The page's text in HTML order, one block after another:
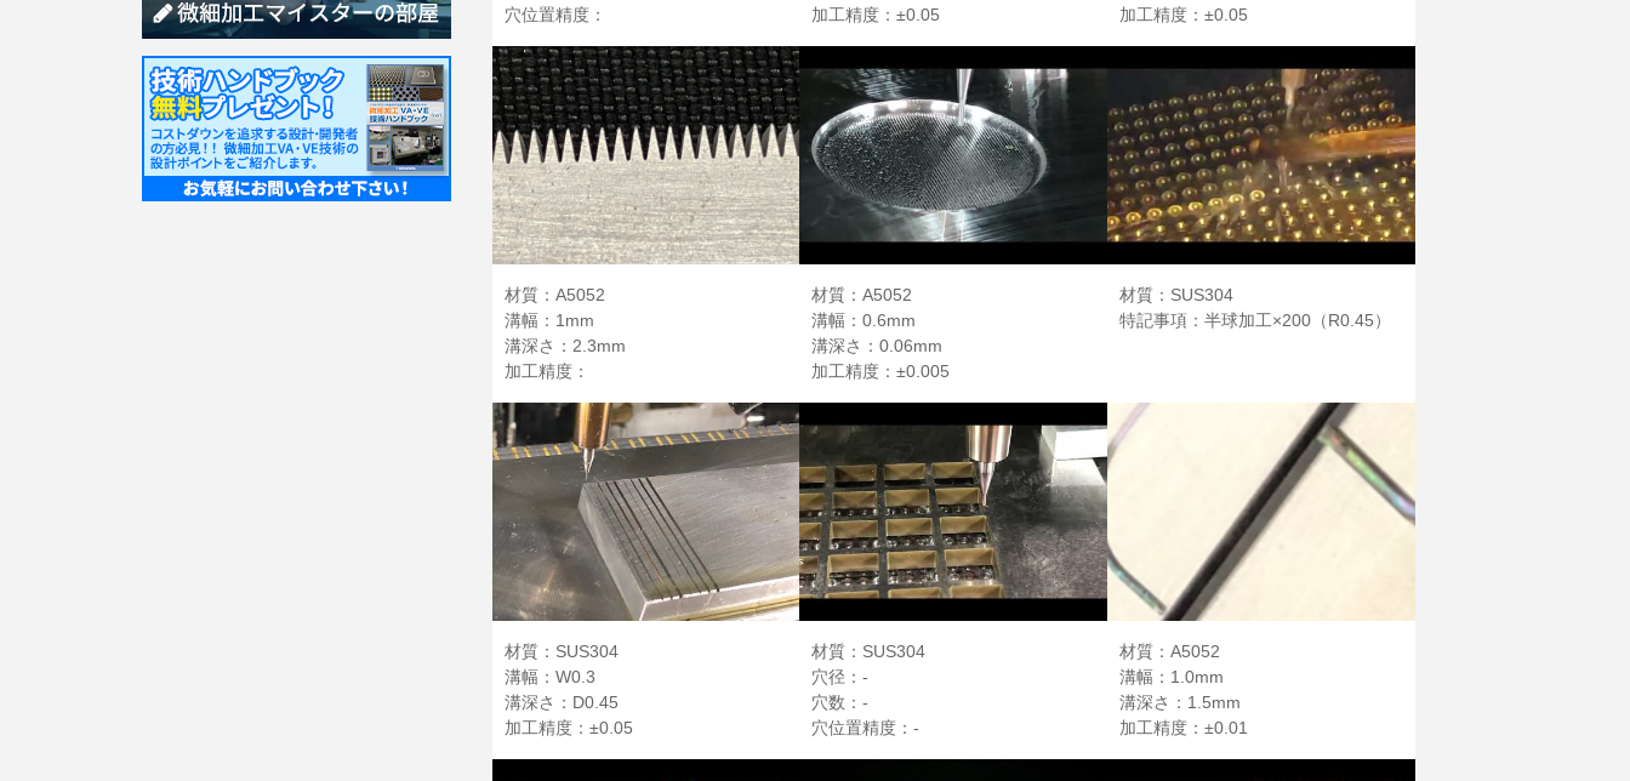
穴位置精度：
加工精度：±0.05
加工精度：±0.05
材質：A5052
溝幅：1mm
溝深さ：2.3mm
加工精度：
材質：A5052
溝幅：0.6mm
溝深さ：0.06mm
加工精度：±0.005
材質：SUS304
特記事項：半球加工×200（R0.45）
材質：SUS304
溝幅：W0.3
溝深さ：D0.45
加工精度：±0.05
材質：SUS304
穴径：-
穴数：-
穴位置精度：-
材質：A5052
溝幅：1.0mm
溝深さ：1.5mm
加工精度：±0.01